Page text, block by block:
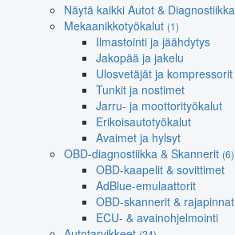
Näytä kaikki Autot & Diagnostiikka
Mekaanikkotyökalut (1)
Ilmastointi ja jäähdytys
Jakopää ja jakelu
Ulosvetäjät ja kompressorit
Tunkit ja nostimet
Jarru- ja moottorityökalut
Erikoisautotyökalut
Avaimet ja hylsyt
OBD-diagnostiikka & Skannerit (6)
OBD-kaapelit & sovittimet
AdBlue-emulaattorit
OBD-skannerit & rajapinnat
ECU- & avainohjelmointi